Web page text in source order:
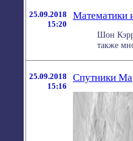
25.09.2018
15:20
Математики
Шон
также
25.09.2018
15:16
Спутники